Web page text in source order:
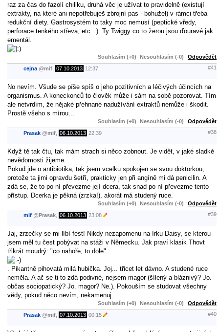
raz za čas do fazolí chillku, druhá věc je užívat to pravidelně (existují
extrakty, na které ani nepotřebuješ zbrojní pas - bohužel) v rámci třeba
redukční diety. Gastrosystém to taky moc nemusí (peptické vředy,
perforace tenkého střeva, etc...). Ty Twiggy co to žerou jsou ďouravé jak
ementál.
Souhlasím (+0) Nesouhlasím (-0) Odpovědět
cejna @mif 07.10.2013 12:37 #41
No nevím. Všude se píše spíš o jeho pozitivních a léčivých účincích na
organismus. A koneckonců to člověk může i sám na sobě pozorovat. Tím
ale netvrdím, že nějaké přehnané nadužívání extraktů nemůže i škodit.
Prostě všeho s mírou...
Souhlasím (+0) Nesouhlasím (-0) Odpovědět
Prasak @mif 06.10.2013 22:39 #38
Když tě tak čtu, tak mám strach si něco zobnout. Je vidět, v jaké sladké
nevědomosti žijeme.
Pokud jde o antibiotika, tak jsem vcelku spokojen se svou doktorkou,
protože ta jimi opravdu šetří, prakticky jen při angíně mi dá penicilin. A
zdá se, že to po ní převezme její dcera, tak snad po ní převezme tento
přístup. Dcerka je pěkná (zrzka!), akorát má studený ruce.
Souhlasím (+0) Nesouhlasím (-0) Odpovědět
mif @Prasak 06.10.2013 23:08 #39
Jaj, zrzečky se mi líbí fest! Nikdy nezapomenu na Irku Daisy, se kterou
jsem měl tu čest pobývat na stáži v Německu. Jak praví klasik Thovt
třikrát moudrý: "co nahoře, to dole"
. Pikantně pihovatá milá hubička. Joj... třicet let dávno. A studené ruce
neměla. A ač se ti to zdá podivné, nejsem magor (šílený a bláznivý? Jo.
občas sociopatický? Jo. magor? Ne.). Pokouším se studovat všechny
vědy, pokud něco nevím, nekamenuj.
Souhlasím (+0) Nesouhlasím (-0) Odpovědět
Prasak @mif 07.10.2013 00:15 #40